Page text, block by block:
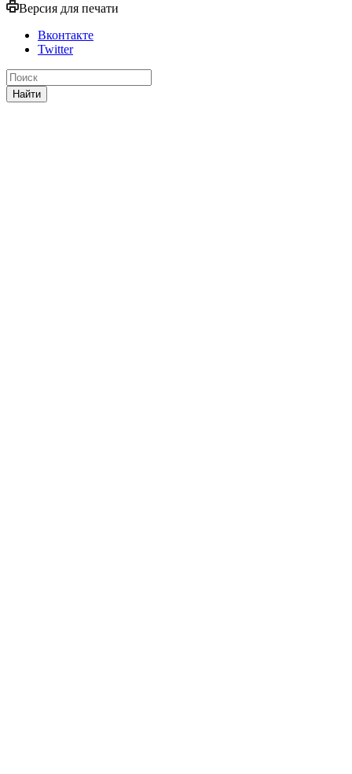
Версия для печати
Вконтакте
Twitter
Найти